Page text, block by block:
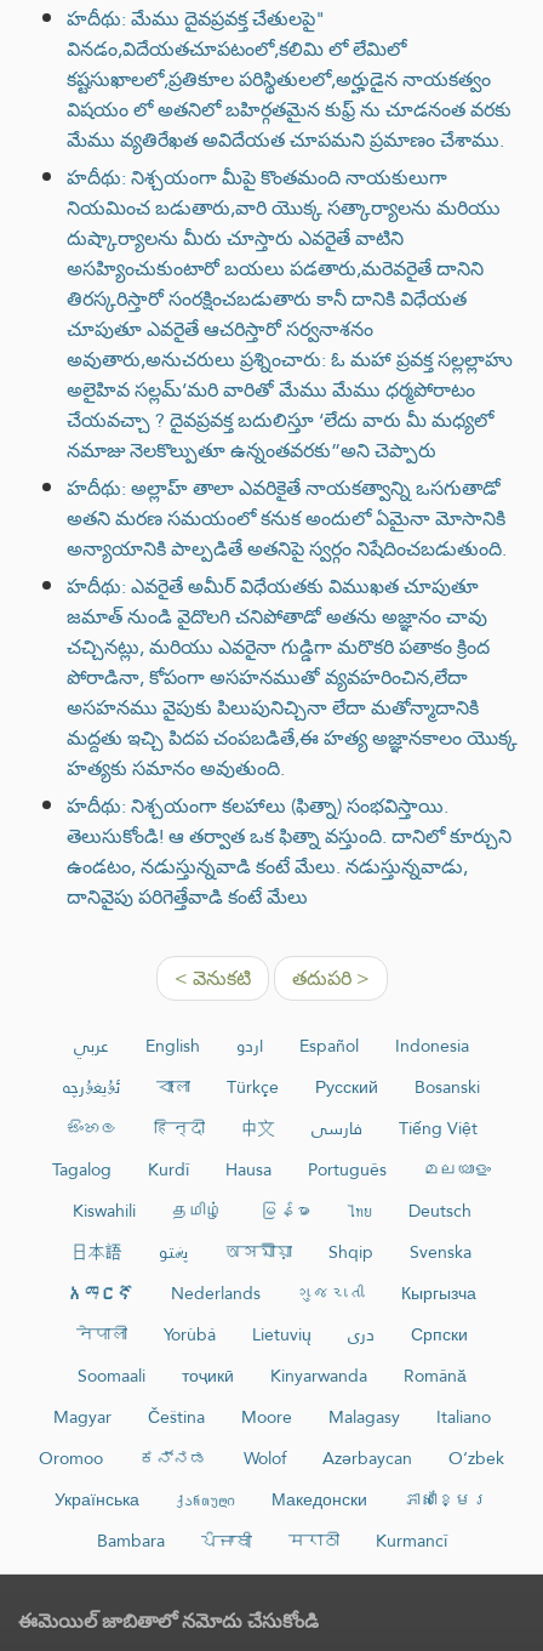
హదీథు: మేము దైవప్రవక్త చేతులపై"
వినడం,విదేయతచూపటంలో,కలిమి లో లేమిలో
కష్టసుఖాలలో,ప్రతికూల పరిస్థితులలో,అర్హుడైన నాయకత్వం
విషయం లో అతనిలో బహిర్గతమైన కుఫ్ర్ ను చూడనంత వరకు
మేము వ్యతిరేఖత అవిదేయత చూపమని ప్రమాణం చేశాము.
హదీథు: నిశ్చయంగా మీపై కొంతమంది నాయకులుగా
నియమించ బడుతారు,వారి యొక్క సత్కార్యాలను మరియు
దుష్కార్యాలను మీరు చూస్తారు ఎవరైతే వాటిని
అసహ్యించుకుంటారో బయలు పడతారు,మరెవరైతే దానిని
తిరస్కరిస్తారో సంరక్షించబడుతారు కానీ దానికి విధేయత
చూపుతూ ఎవరైతే ఆచరిస్తారో సర్వనాశనం
అవుతారు,అనుచరులు ప్రశ్నించారు: ఓ మహా ప్రవక్త సల్లల్లాహు
అలైహివ సల్లమ్‘మరి వారితో మేము మేము ధర్మపోరాటం
చేయవచ్చా ? దైవప్రవక్త బదులిస్తూ ‘లేదు వారు మీ మధ్యలో
నమాజు నెలకొల్పుతూ ఉన్నంతవరకు”అని చెప్పారు
హదీథు: అల్లాహ్ తాలా ఎవరికైతే నాయకత్వాన్ని ఒసగుతాడో
అతని మరణ సమయంలో కనుక అందులో ఏమైనా మోసానికి
అన్యాయానికి పాల్పడితే అతనిపై స్వర్గం నిషేదించబడుతుంది.
హదీథు: ఎవరైతే అమీర్ విధేయతకు విముఖత చూపుతూ
జమాత్ నుండి వైదొలగి చనిపోతాడో అతను అజ్ఞానం చావు
చచ్చినట్లు, మరియు ఎవరైనా గుడ్డిగా మరొకరి పతాకం క్రింద
పోరాడినా, కోపంగా అసహనముతో వ్యవహరించిన,లేదా
అసహనము వైపుకు పిలుపునిచ్చినా లేదా మతోన్మాదానికి
మద్దతు ఇచ్చి పిదప చంపబడితే,ఈ హత్య అజ్ఞానకాలం యొక్క
హత్యకు సమానం అవుతుంది.
హదీథు: నిశ్చయంగా కలహాలు (ఫిత్నా) సంభవిస్తాయి.
తెలుసుకోండి! ఆ తర్వాత ఒక ఫిత్నా వస్తుంది. దానిలో కూర్చుని
ఉండటం, నడుస్తున్నవాడి కంటే మేలు. నడుస్తున్నవాడు,
దానివైపు పరిగెత్తేవాడి కంటే మేలు
< వెనుకటి తదుపరి >
عربي English اردو Español
Indonesia
ئۇيغۇرچە
বাংলা Türkçe Русский
Bosanski
සිංහල
हिन्दी 中文 فارسی
Tiếng Việt
Tagalog
Kurdî Hausa Português
മലയാളം
Kiswahili
தமிழ் မြန်မာ ไทย
Deutsch
日本語
پښتو অসমীয়া Shqip
Svenska
አማርኛ
Nederlands ગુજરાતી
Кыргызча
नेपाली
Yorùbá Lietuvių دری
Српски
Soomaali
тоҷикӣ Kinyarwanda
Română
Magyar
Čeština Moore Malagasy
Italiano
Oromoo
ಕನ್ನಡ Wolof Azərbaycan
O‘zbek
Українська
ქართული Македонски
ភាសាខ្មែរ
Bambara
ਪੰਜਾਬੀ मराठी Kurmancî
ఈమెయిల్ జాబితాలో నమోదు చేసుకోండి